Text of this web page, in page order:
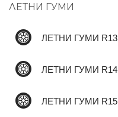
✆
ЛЕТНИ ГУМИ
ЛЕТНИ ГУМИ R13
ЛЕТНИ ГУМИ R14
ЛЕТНИ ГУМИ R15